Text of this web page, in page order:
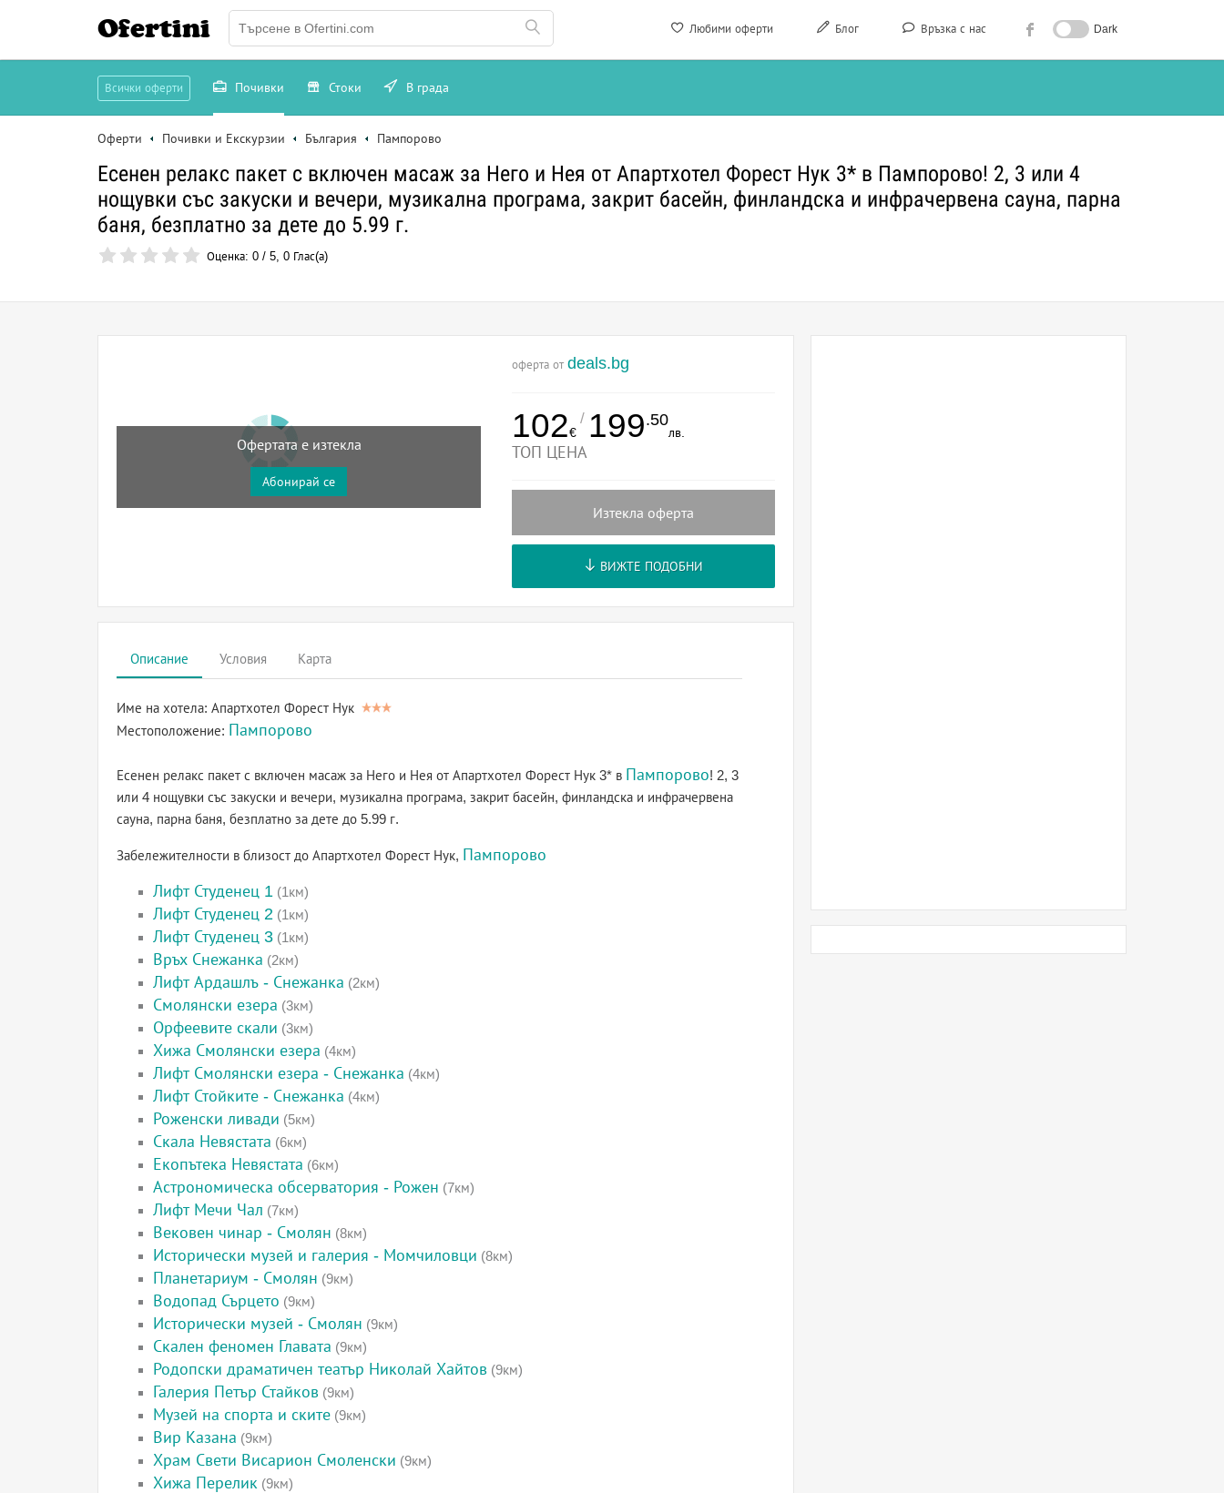
Любими оферти Блог Връзка с нас Dark
Ofertini
Всички оферти Почивки Стоки В града
Оферти Почивки и Екскурзии България Пампорово
Есенен релакс пакет с включен масаж за Него и Нея от Апартхотел Форест Нук 3* в Пампорово! 2, 3 или 4
нощувки със закуски и вечери, музикална програма, закрит басейн, финландска и инфрачервена сауна, парна
баня, безплатно за дете до 5.99 г.
Оценка: 0 / 5, 0 Глас(а)
Офертата е изтекла
Абонирай се
оферта от deals.bg
102€
/ 199.50
лв.
ТОП ЦЕНА
Изтекла оферта
ВИЖТЕ ПОДОБНИ
Описание Условия Карта
Име на хотела: Апартхотел Форест Нук
Местоположение: Пампорово
Есенен релакс пакет с включен масаж за Него и Нея от Апартхотел Форест Нук 3* в Пампорово! 2, 3
или 4 нощувки със закуски и вечери, музикална програма, закрит басейн, финландска и инфрачервена
сауна, парна баня, безплатно за дете до 5.99 г.
Забележителности в близост до Апартхотел Форест Нук, Пампорово
Лифт Студенец 1 (1км)
Лифт Студенец 2 (1км)
Лифт Студенец 3 (1км)
Връх Снежанка (2км)
Лифт Ардашлъ - Снежанка (2км)
Смолянски езера (3км)
Орфеевите скали (3км)
Хижа Смолянски езера (4км)
Лифт Смолянски езера - Снежанка (4км)
Лифт Стойките - Снежанка (4км)
Роженски ливади (5км)
Скала Невястата (6км)
Екопътека Невястата (6км)
Астрономическа обсерватория - Рожен (7км)
Лифт Мечи Чал (7км)
Вековен чинар - Смолян (8км)
Исторически музей и галерия - Момчиловци (8км)
Планетариум - Смолян (9км)
Водопад Сърцето (9км)
Исторически музей - Смолян (9км)
Скален феномен Главата (9км)
Родопски драматичен театър Николай Хайтов (9км)
Галерия Петър Стайков (9км)
Музей на спорта и ските (9км)
Вир Казана (9км)
Храм Свети Висарион Смоленски (9км)
Хижа Перелик (9км)